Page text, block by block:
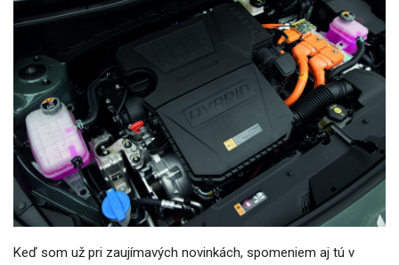
Keď som už pri zaujímavých novinkách, spomeniem aj tú v